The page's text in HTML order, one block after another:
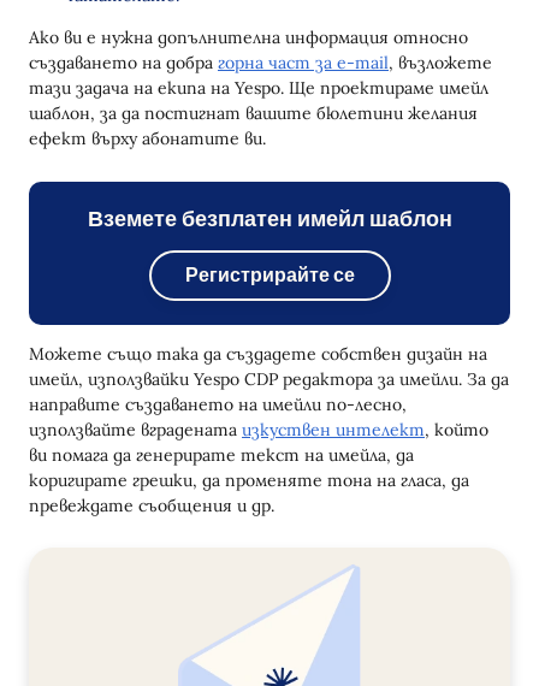
Ако ви е нужна допълнителна информация относно
създаването на добра горна част за e-mail, възложете
тази задача на екипа на Yespo. Ще проектираме имейл
шаблон, за да постигнат вашите бюлетини желания
ефект върху абонатите ви.
Вземете безплатен имейл шаблон
Регистрирайте се
Можете също така да създадете собствен дизайн на
имейл, използвайки Yespo CDP редактора за имейли. За да
направите създаването на имейли по-лесно,
използвайте вградената изкуствен интелект, който
ви помага да генерирате текст на имейла, да
коригирате грешки, да променяте тона на гласа, да
превеждате съобщения и др.